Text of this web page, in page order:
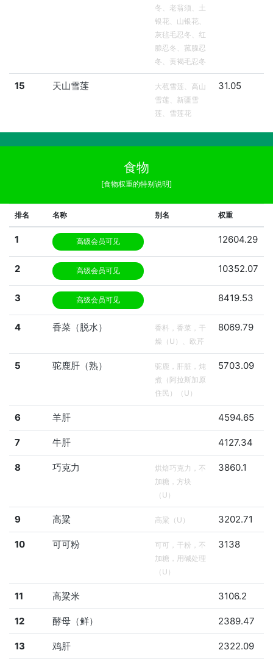
冬、老翁须、土
银花、山银花、
灰毡毛忍冬、红
腺忍冬、菰腺忍
冬、黄褐毛忍冬
15 天山雪莲
大苞雪莲、高山
雪莲、新疆雪
莲、雪莲花
31.05
食物
[食物权重的特别说明]
排名 名称 别名 权重
1 高级会员可见 12604.29
2 高级会员可见 10352.07
3 高级会员可见 8419.53
4 香菜（脱水）
香料，香菜，干
燥（U）、欧芹
8069.79
5 驼鹿肝（熟）
驼鹿，肝脏，炖
煮（阿拉斯加原
住民）（U）
5703.09
6 羊肝 4594.65
7 牛肝 4127.34
8 巧克力
烘焙巧克力，不
加糖，方块
（U）
3860.1
9 高粱 高粱（U） 3202.71
10 可可粉
可可，干粉，不
加糖，用碱处理
（U）
3138
11 高粱米 3106.2
12 酵母（鲜） 2389.47
13 鸡肝 2322.09